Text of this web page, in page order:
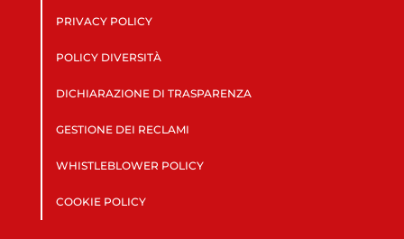
PRIVACY POLICY
POLICY DIVERSITÀ
DICHIARAZIONE DI TRASPARENZA
GESTIONE DEI RECLAMI
WHISTLEBLOWER POLICY
COOKIE POLICY